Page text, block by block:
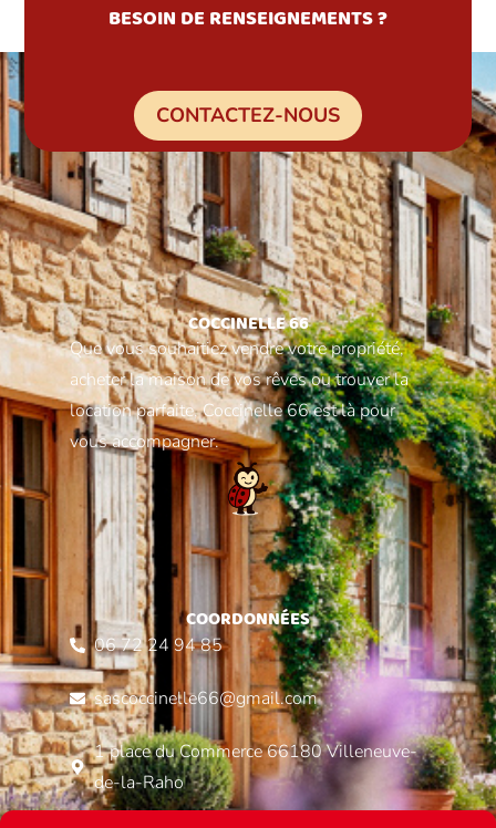
BESOIN DE RENSEIGNEMENTS ?
CONTACTEZ-NOUS
COCCINELLE 66
Que vous souhaitiez vendre votre propriété,
acheter la maison de vos rêves ou trouver la
location parfaite, Coccinelle 66 est là pour
vous accompagner.
COORDONNÉES
06 72 24 94 85
sascoccinelle66@gmail.com
1 place du Commerce 66180 Villeneuve-
de-la-Raho